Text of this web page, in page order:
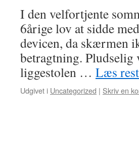
I den velfortjente
6årige lov at sidde
devicen, da skærmen
betragtning. Pludselig
liggestolen … Læs
Udgivet i Uncategorized | Skriv en